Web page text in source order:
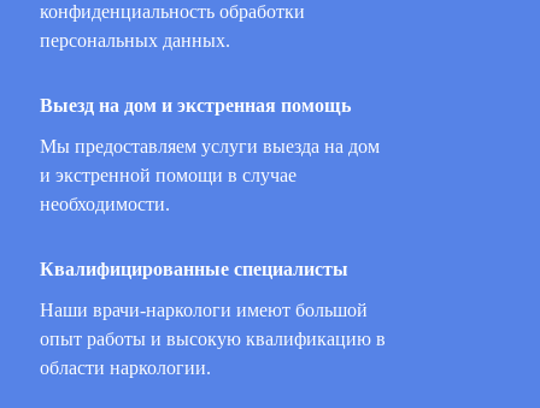
конфиденциальность обработки
персональных данных.
Выезд на дом и экстренная помощь
Мы предоставляем услуги выезда на дом
и экстренной помощи в случае
необходимости.
Квалифицированные специалисты
Наши врачи-наркологи имеют большой
опыт работы и высокую квалификацию в
области наркологии.